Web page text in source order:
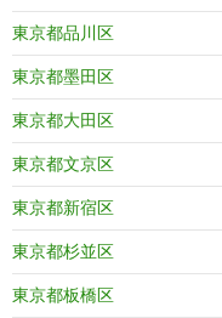
東京都品川区
東京都墨田区
東京都大田区
東京都文京区
東京都新宿区
東京都杉並区
東京都板橋区